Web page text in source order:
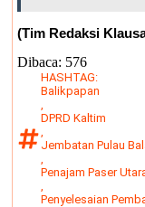
(Tim Redaksi
Dibaca: 576
HASHTAG:
Balikpapan
,
DPRD Kaltim
,
Jembatan Pulau
,
Penajam Paser
,
Penyelesaian